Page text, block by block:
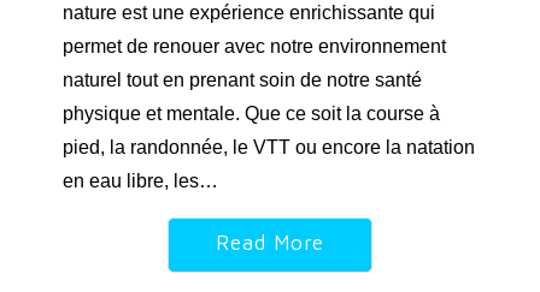
nature est une expérience enrichissante qui
permet de renouer avec notre environnement
naturel tout en prenant soin de notre santé
physique et mentale. Que ce soit la course à
pied, la randonnée, le VTT ou encore la natation
en eau libre, les…
Read More